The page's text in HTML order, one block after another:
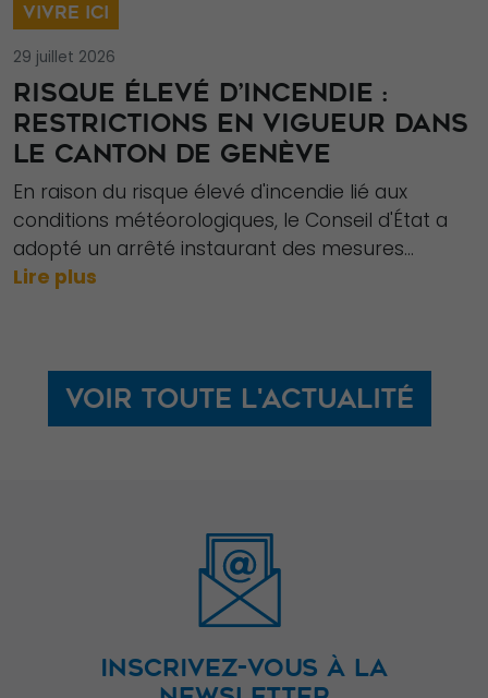
VIVRE ICI
29 juillet 2026
RISQUE ÉLEVÉ D’INCENDIE :
RESTRICTIONS EN VIGUEUR DANS
LE CANTON DE GENÈVE
En raison du risque élevé d'incendie lié aux
conditions météorologiques, le Conseil d'État a
adopté un arrêté instaurant des mesures...
Lire plus
Voir toute l'actualité
INSCRIVEZ-VOUS À LA
comportement
lorsque vous
visitez notre
augmentez les
chances de
voir du